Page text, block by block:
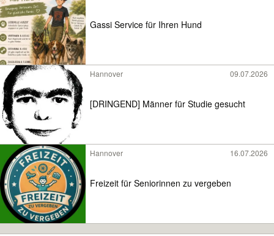
Gassi Service für Ihren Hund
Hannover 09.07.2026
[DRINGEND] Männer für Studie gesucht
Hannover 16.07.2026
Freizeit für Seniorinnen zu vergeben